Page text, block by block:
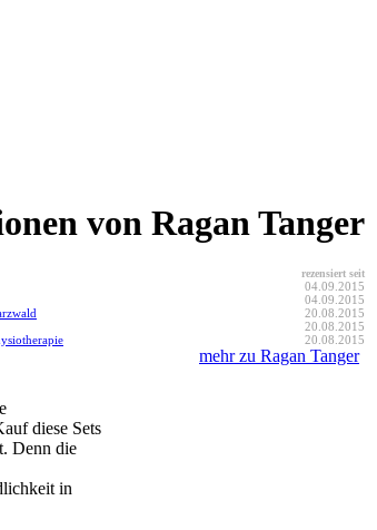
von Ragan Tanger
rezensiert seit
04.09.2015
04.09.2015
20.08.2015
20.08.2015
20.08.2015
mehr zu Ragan Tanger
diese Sets
Denn die
in